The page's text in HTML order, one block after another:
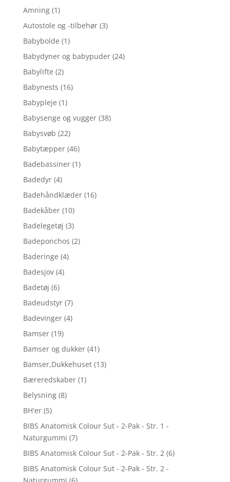
Amning (1)
Autostole og -tilbehør (3)
Babybolde (1)
Babydyner og babypuder (24)
Babylifte (2)
Babynests (16)
Babypleje (1)
Babysenge og vugger (38)
Babysvøb (22)
Babytæpper (46)
Badebassiner (1)
Badedyr (4)
Badehåndklæder (16)
Badekåber (10)
Badelegetøj (3)
Badeponchos (2)
Baderinge (4)
Badesjov (4)
Badetøj (6)
Badeudstyr (7)
Badevinger (4)
Bamser (19)
Bamser og dukker (41)
Bamser,Dukkehuset (13)
Bæreredskaber (1)
Belysning (8)
BH'er (5)
BIBS Anatomisk Colour Sut - 2-Pak - Str. 1 -
Naturgummi (7)
BIBS Anatomisk Colour Sut - 2-Pak - Str. 2 (6)
BIBS Anatomisk Colour Sut - 2-Pak - Str. 2 -